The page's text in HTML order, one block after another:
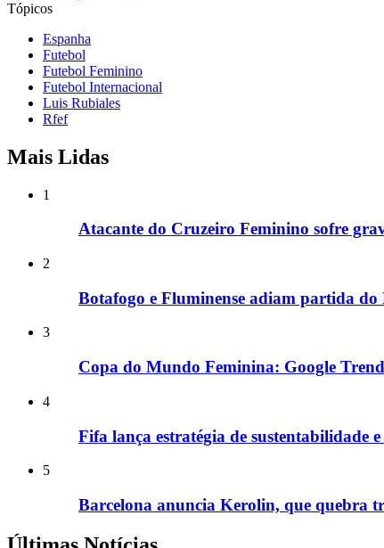
Tópicos
Espanha
Futebol
Futebol Feminino
Futebol Internacional
Luis Rubiales
Rfef
Mais Lidas
1
Atacante do Cruzeiro Feminino sofre
2
Botafogo e Fluminense adiam partida
3
Copa do Mundo Feminina: Google
4
Fifa lança estratégia de sustentabilidade
5
Barcelona anuncia Kerolin, que quebra